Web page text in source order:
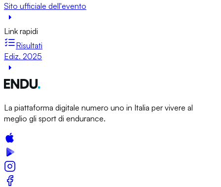
Sito ufficiale dell'evento
Link rapidi
Risultati
Ediz. 2025
La piattaforma digitale numero uno in Italia per vivere al
meglio gli sport di endurance.